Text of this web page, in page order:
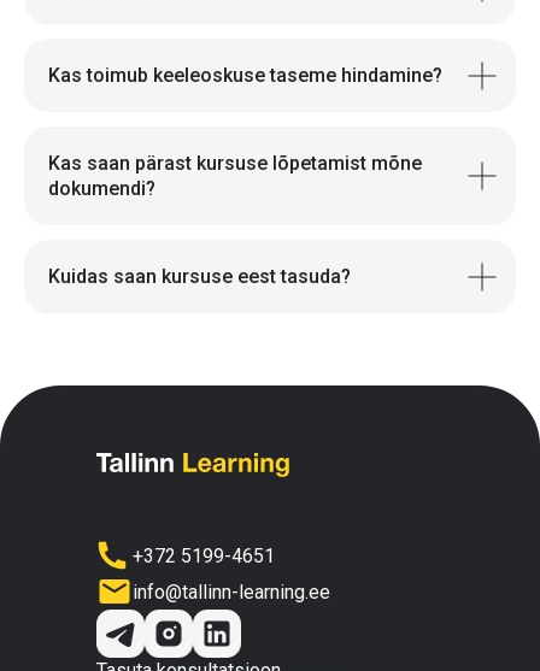
Kas toimub keeleoskuse taseme hindamine?
Kas saan pärast kursuse lõpetamist mõne
dokumendi?
Kuidas saan kursuse eest tasuda?
+372 5199-4651
info@tallinn-learning.ee